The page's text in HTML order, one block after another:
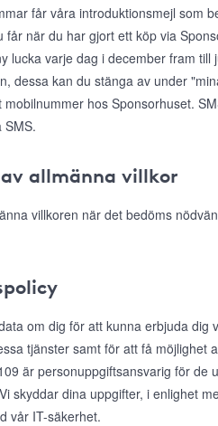
får våra introduktionsmejl som
får när du har gjort ett köp via
lucka varje dag i december fram
dessa kan du stänga av under
hos Sponsorhuset.
SMS.
allmänna villkor
villkoren när det bedöms
om dig för att kunna erbjuda
tjänster samt för att få möjlighet
är personuppgiftsansvarig för de
skyddar dina uppgifter, i enlighet
vår IT-säkerhet.